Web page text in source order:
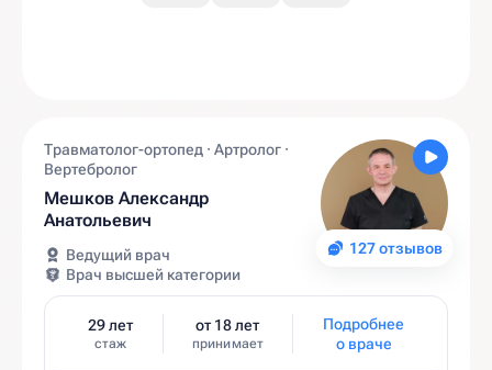
127 отзывов
Травматолог-ортопед · Артролог ·
Вертебролог
Мешков Александр
Анатольевич
Ведущий врач
Врач высшей категории
29 лет
стаж
от 18 лет
принимает
Подробнее
о враче